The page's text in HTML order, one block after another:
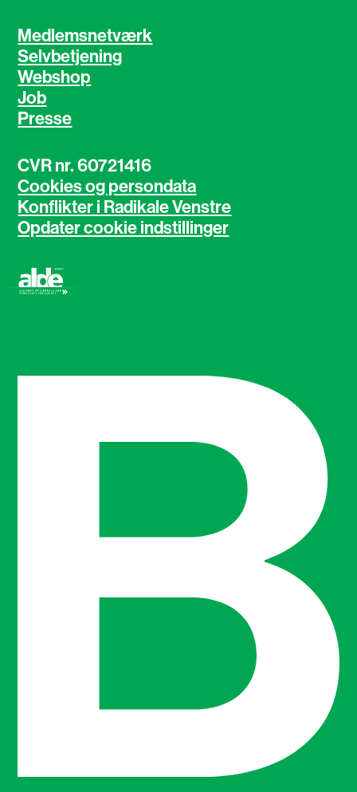
Medlemsnetværk
Selvbetjening
Webshop
Job
Presse
CVR nr. 60721416
Cookies og persondata
Konflikter i Radikale Venstre
Opdater cookie indstillinger